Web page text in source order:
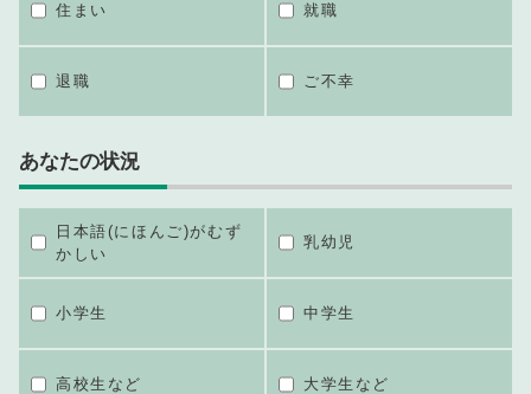
住まい 就職
退職 ご不幸
あなたの状況
日本語(にほんご)がむず
かしい
乳幼児
小学生 中学生
高校生など 大学生など